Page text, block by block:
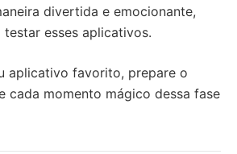
divertida e emocionante,
esses aplicativos.
aplicativo favorito, prepare o
cada momento mágico dessa fase